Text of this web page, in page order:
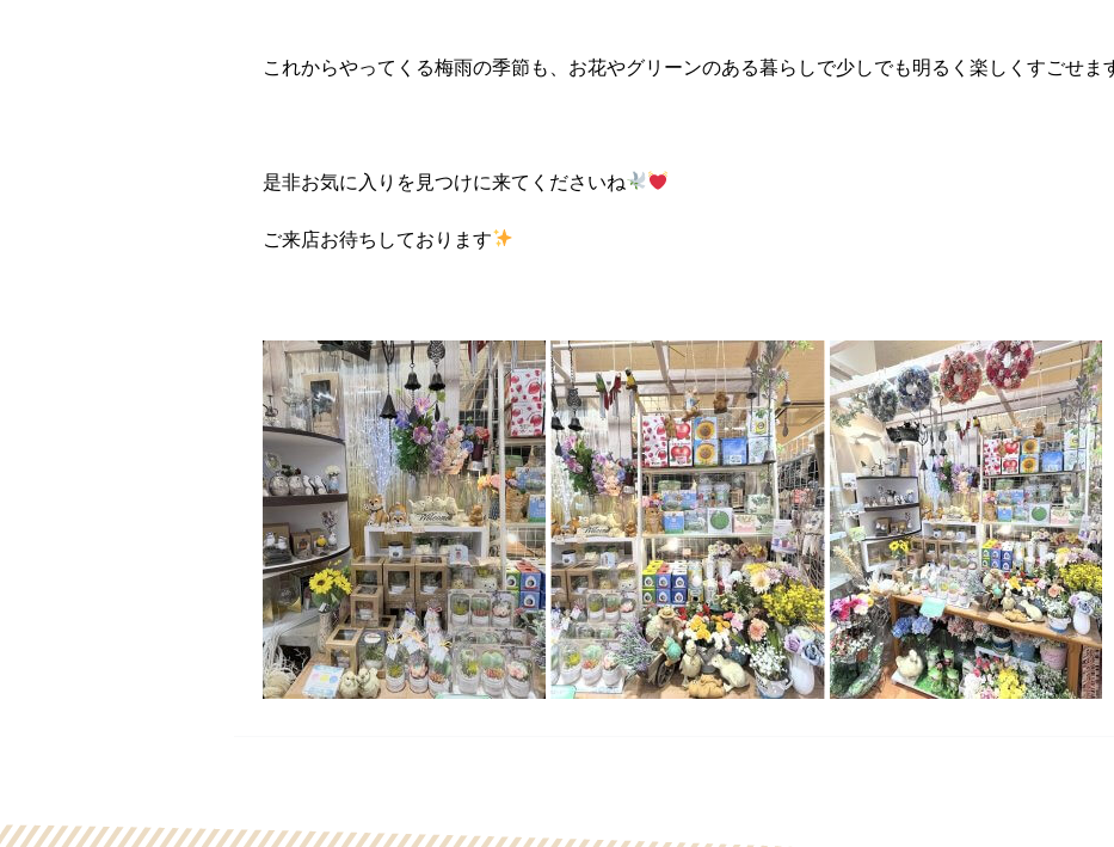
これからやってくる梅雨の季節も、お花やグリーンのある暮らしで少しでも明るく楽しくすごせま
是非お気に入りを見つけに来てくださいね
ご来店お待ちしております